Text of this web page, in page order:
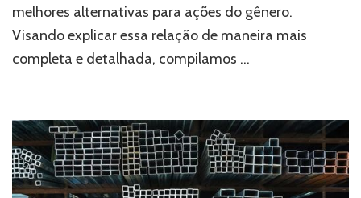
em
áreas
externas
melhores alternativas para ações do gênero.
Visando explicar essa relação de maneira mais
completa e detalhada, compilamos …